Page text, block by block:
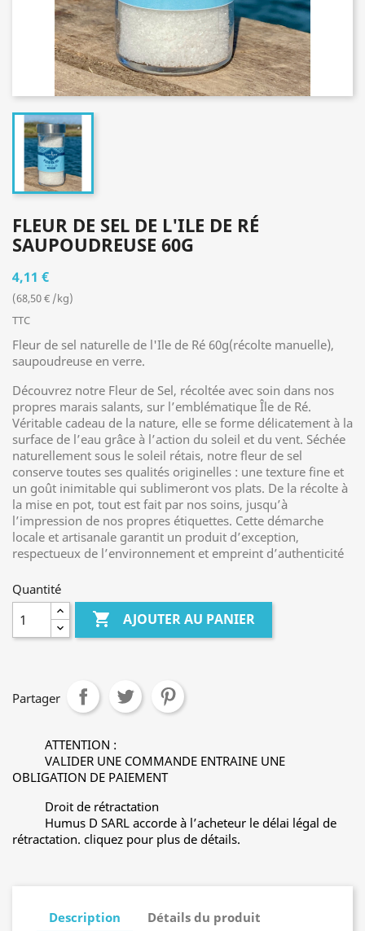
FLEUR DE SEL DE L'ILE DE RÉ
SAUPOUDREUSE 60G
4,11 €
(68,50 € /kg)
TTC
Fleur de sel naturelle de l'Ile de Ré 60g(récolte manuelle),
saupoudreuse en verre.
Découvrez notre Fleur de Sel, récoltée avec soin dans nos
propres marais salants, sur l’emblématique Île de Ré.
Véritable cadeau de la nature, elle se forme délicatement à la
surface de l’eau grâce à l’action du soleil et du vent. Séchée
naturellement sous le soleil rétais, notre fleur de sel
conserve toutes ses qualités originelles : une texture fine et
un goût inimitable qui sublimeront vos plats. De la récolte à
la mise en pot, tout est fait par nos soins, jusqu’à
l’impression de nos propres étiquettes. Cette démarche
locale et artisanale garantit un produit d’exception,
respectueux de l’environnement et empreint d’authenticité
Quantité
 AJOUTER AU PANIER
Partager
ATTENTION :
VALIDER UNE COMMANDE ENTRAINE UNE
OBLIGATION DE PAIEMENT
Droit de rétractation
Humus D SARL accorde à l’acheteur le délai légal de
rétractation. cliquez pour plus de détails.
Description Détails du produit